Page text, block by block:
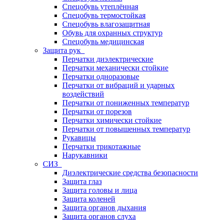
Спецобувь утеплённая
Спецобувь термостойкая
Спецобувь влагозащитная
Обувь для охранных структур
Спецобувь медицинская
Защита рук
Перчатки диэлектрические
Перчатки механически стойкие
Перчатки одноразовые
Перчатки от вибраций и ударных
воздействий
Перчатки от пониженных температур
Перчатки от порезов
Перчатки химически стойкие
Перчатки от повышенных температур
Рукавицы
Перчатки трикотажные
Нарукавники
СИЗ
Диэлектрические средства безопасности
Защита глаз
Защита головы и лица
Защита коленей
Защита органов дыхания
Защита органов слуха